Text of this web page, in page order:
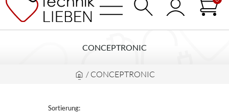
CONCEPTRONIC
/ CONCEPTRONIC
Sortierung: